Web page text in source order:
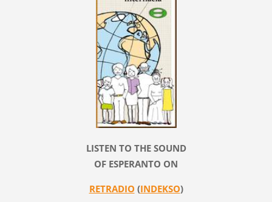
LISTEN TO THE SOUND
OF ESPERANTO ON
RETRADIO (INDEKSO)